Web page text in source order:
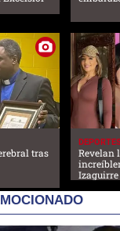
tras
Revelan